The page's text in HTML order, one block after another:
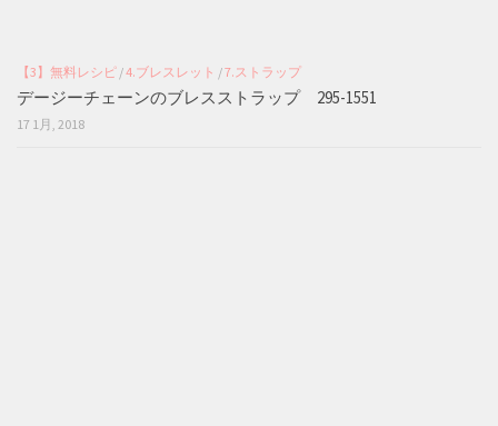
【3】無料レシピ /4.ブレスレット /7.ストラップ
デージーチェーンのブレスストラップ 295-1551
17 1月, 2018